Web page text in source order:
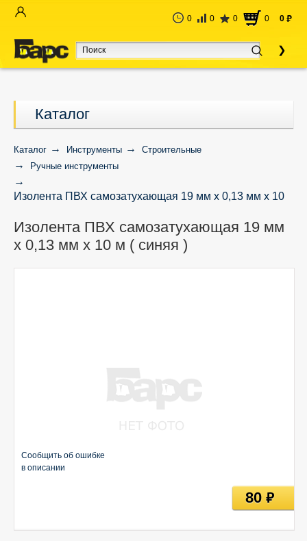
0 0 0 0 0 руб
Каталог
Каталог Инструменты
Строительные
Ручные инструменты
Изолента ПВХ самозатухающая 19 мм х 0,13 мм х 10
Изолента ПВХ самозатухающая 19 мм
х 0,13 мм х 10 м ( синяя )
Сообщить об ошибке
в описании
80руб